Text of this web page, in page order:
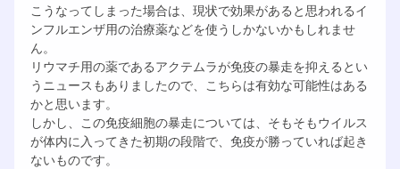
こうなってしまった場合は、現状で効果があると思われるイ
ンフルエンザ用の治療薬などを使うしかないかもしれませ
ん。
リウマチ用の薬であるアクテムラが免疫の暴走を抑えるとい
うニュースもありましたので、こちらは有効な可能性はある
かと思います。
しかし、この免疫細胞の暴走については、そもそもウイルス
が体内に入ってきた初期の段階で、免疫が勝っていれば起き
ないものです。